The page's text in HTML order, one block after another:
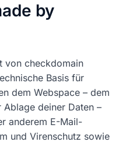
by
von checkdomain
Basis für
dem Webspace – dem
deiner Daten –
anderem E-Mail-
und Virenschutz sowie